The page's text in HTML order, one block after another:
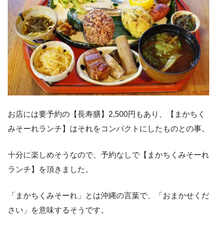
お店には要予約の【長寿膳】2,500円もあり、【まかちく
みそーれランチ】はそれをコンパクトにしたものとの事。
十分に楽しめそうなので、予約なしで【まかちくみそーれ
ランチ】を頂きました。
「まかちくみそーれ」とは沖縄の言葉で、「おまかせくだ
さい」を意味するそうです。